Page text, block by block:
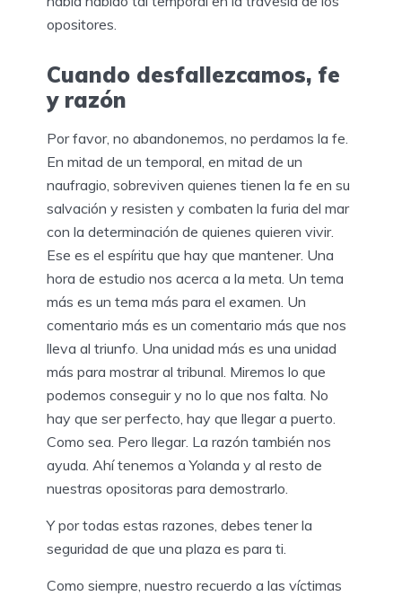
opositores.
Cuando desfallezcamos, fe
y razón
Por favor, no abandonemos, no perdamos la fe.
En mitad de un temporal, en mitad de un
naufragio, sobreviven quienes tienen la fe en su
salvación y resisten y combaten la furia del mar
con la determinación de quienes quieren vivir.
Ese es el espíritu que hay que mantener. Una
hora de estudio nos acerca a la meta. Un tema
más es un tema más para el examen. Un
comentario más es un comentario más que nos
lleva al triunfo. Una unidad más es una unidad
más para mostrar al tribunal. Miremos lo que
podemos conseguir y no lo que nos falta. No
hay que ser perfecto, hay que llegar a puerto.
Como sea. Pero llegar. La razón también nos
ayuda. Ahí tenemos a Yolanda y al resto de
nuestras opositoras para demostrarlo.
Y por todas estas razones, debes tener la
seguridad de que una plaza es para ti.
Como siempre, nuestro recuerdo a las víctimas